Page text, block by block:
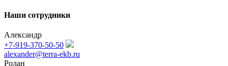
Наши сотрудники
Александр
+7-919-370-50-50
alexander@terra-ekb.ru
Ролан